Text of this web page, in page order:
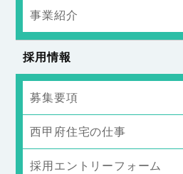
事業紹介
採用情報
募集要項
西甲府住宅の仕事
採用エントリーフォーム